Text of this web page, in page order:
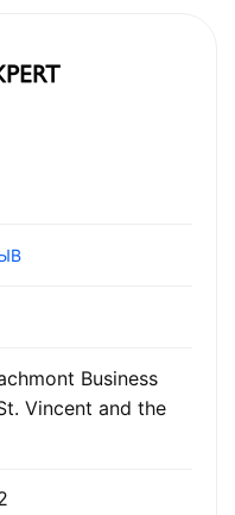
Business
Vincent and the